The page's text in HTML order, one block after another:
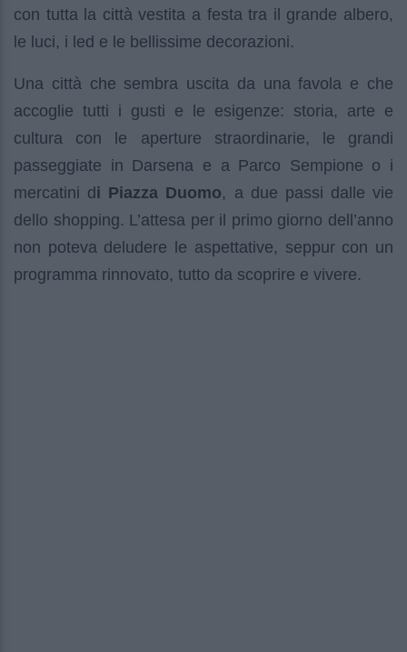
con tutta la città vestita a festa tra il grande albero,
le luci, i led e le bellissime decorazioni.
Una città che sembra uscita da una favola e che
accoglie tutti i gusti e le esigenze: storia, arte e
cultura con le aperture straordinarie, le grandi
passeggiate in Darsena e a Parco Sempione o i
mercatini d i Piazza Duomo, a due passi dalle vie
dello shopping. L’attesa per il primo giorno dell’anno
non poteva deludere le aspettative, seppur con un
programma rinnovato, tutto da scoprire e vivere.